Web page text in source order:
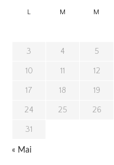
L M M
3 4 5
10 11 12
17 18 19
24 25 26
31
« Mai